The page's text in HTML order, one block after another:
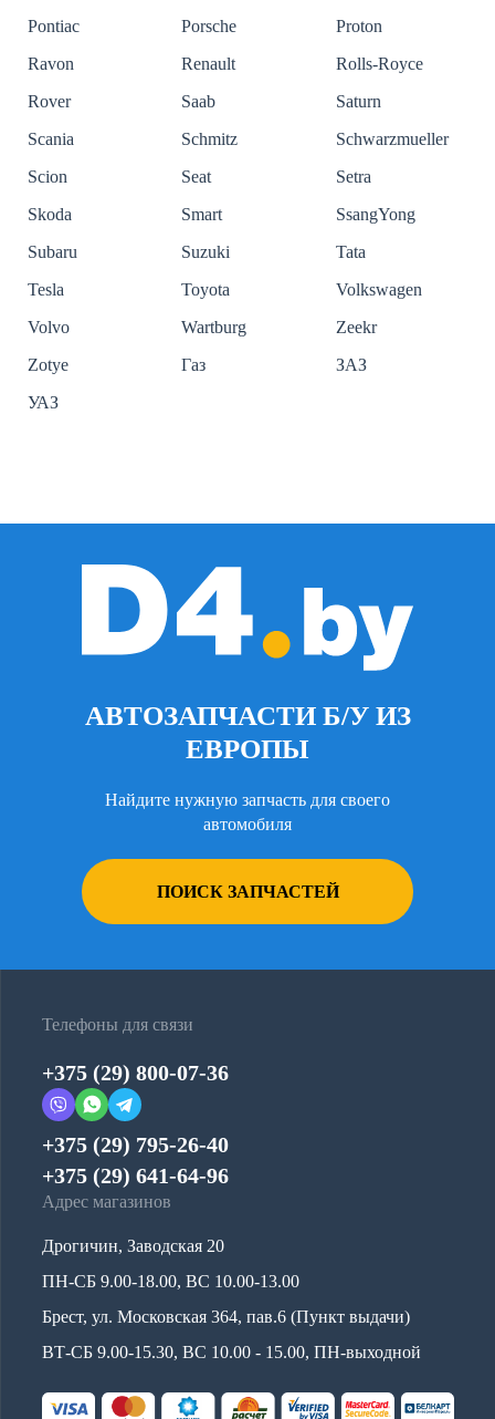
Pontiac
Porsche
Proton
Ravon
Renault
Rolls-Royce
Rover
Saab
Saturn
Scania
Schmitz
Schwarzmueller
Scion
Seat
Setra
Skoda
Smart
SsangYong
Subaru
Suzuki
Tata
Tesla
Toyota
Volkswagen
Volvo
Wartburg
Zeekr
Zotye
Газ
ЗАЗ
УАЗ
АВТОЗАПЧАСТИ Б/У ИЗ
ЕВРОПЫ
Найдите нужную запчасть для своего
автомобиля
ПОИСК ЗАПЧАСТЕЙ
Телефоны для связи
+375 (29) 800-07-36
+375 (29) 795-26-40
+375 (29) 641-64-96
Адрес магазинов
Дрогичин, Заводская 20
ПН-СБ 9.00-18.00, ВС 10.00-13.00
Брест, ул. Московская 364, пав.6 (Пункт выдачи)
ВТ-СБ 9.00-15.30, ВС 10.00 - 15.00, ПН-выходной